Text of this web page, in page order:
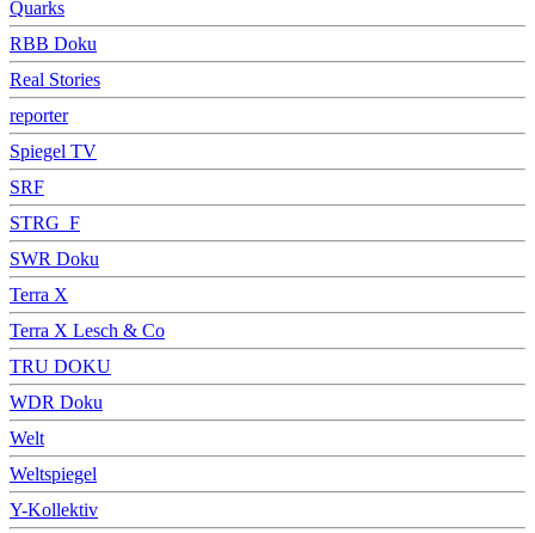
Quarks
RBB Doku
Real Stories
reporter
Spiegel TV
SRF
STRG_F
SWR Doku
Terra X
Terra X Lesch & Co
TRU DOKU
WDR Doku
Welt
Weltspiegel
Y-Kollektiv